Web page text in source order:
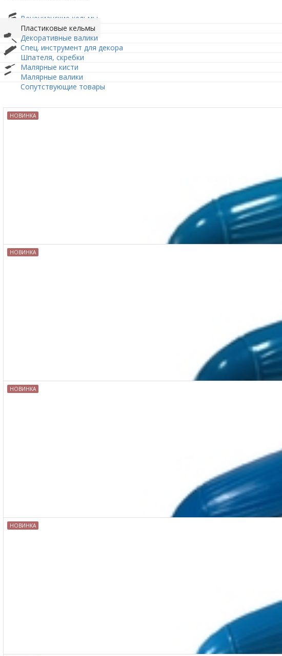
Венецианские кельмы
Пластиковые кельмы
Декоративные валики
Спец. инструмент для декора
Шпателя, скребки
Малярные кисти
Малярные валики
Сопутствующие товары
НОВИНКА
MAKLER КЕЛЬМА ПЛАСТИКОВАЯ ТРАПЕЦИЯ РАЗНОСТОРОННЯЯ D1887TT
НОВИНКА
НОВИНКА
НОВИНКА